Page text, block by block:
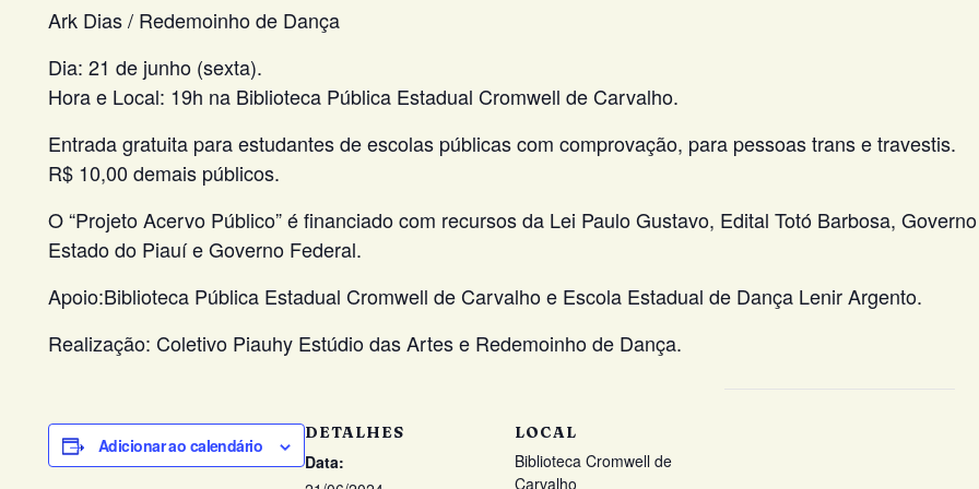
Ark Dias / Redemoinho de Dança
Dia: 21 de junho (sexta).
Hora e Local: 19h na Biblioteca Pública Estadual Cromwell de Carvalho.
Entrada gratuita para estudantes de escolas públicas com comprovação, para pessoas trans e travestis.
R$ 10,00 demais públicos.
O “Projeto Acervo Público” é financiado com recursos da Lei Paulo Gustavo, Edital Totó Barbosa,
Estado do Piauí e Governo Federal.
Apoio:Biblioteca Pública Estadual Cromwell de Carvalho e Escola Estadual de Dança Lenir Argento.
Realização: Coletivo Piauhy Estúdio das Artes e Redemoinho de Dança.
Adicionar ao calendário
DETALHES
Data:
LOCAL
Biblioteca Cromwell de
Carvalho